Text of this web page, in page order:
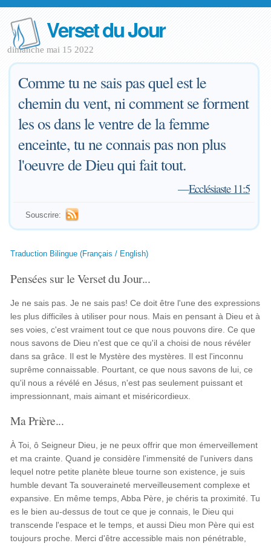
Verset du Jour
dimanche mai 15 2022
Comme tu ne sais pas quel est le
chemin du vent, ni comment se forment
les os dans le ventre de la femme
enceinte, tu ne connais pas non plus
l'oeuvre de Dieu qui fait tout.
—Ecclésiaste 11:5
Souscrire:
Traduction Bilingue (Français / English)
Pensées sur le Verset du Jour...
Je ne sais pas. Je ne sais pas! Ce doit être l'une des expressions
les plus difficiles à utiliser pour nous. Mais en pensant à Dieu et à
ses voies, c'est vraiment tout ce que nous pouvons dire. Ce que
nous savons de Dieu n'est que ce qu'il a choisi de nous révéler
dans sa grâce. Il est le Mystère des mystères. Il est l'inconnu
suprême connaissable. Pourtant, ce que nous savons de lui, ce
qu'il nous a révélé en Jésus, n'est pas seulement puissant et
impressionnant, mais aimant et miséricordieux.
Ma Prière...
À Toi, ô Seigneur Dieu, je ne peux offrir que mon émerveillement
et ma crainte. Quand je considère l'immensité de l'univers dans
lequel notre petite planète bleue tourne son existence, je suis
humble devant Ta souveraineté merveilleusement complexe et
expansive. En même temps, Abba Père, je chéris ta proximité. Tu
es le bien au-dessus de tout ce que je connais, le Dieu qui
transcende l'espace et le temps, et aussi Dieu mon Père qui est
toujours proche. Merci d'être accessible mais non pénétrable,